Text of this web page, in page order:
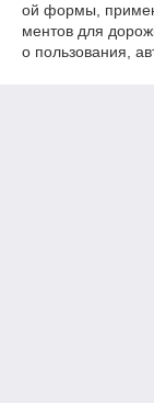
ой формы,
ментов для
о пользования,